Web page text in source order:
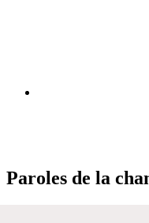
Paroles de la